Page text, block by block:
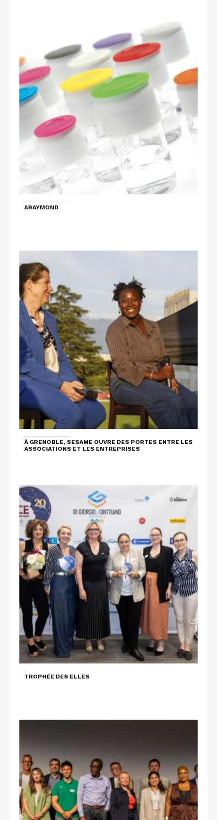
ARAYMOND
À GRENOBLE, SESAME OUVRE DES PORTES ENTRE LES
ASSOCIATIONS ET LES ENTREPRISES
TROPHÉE DES ELLES